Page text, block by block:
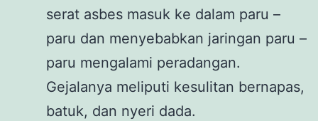
serat asbes masuk ke dalam paru –
paru dan menyebabkan jaringan paru –
paru mengalami peradangan.
Gejalanya meliputi kesulitan bernapas,
batuk, dan nyeri dada.